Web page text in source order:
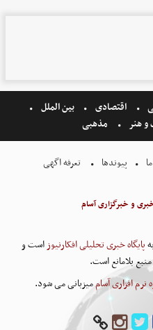
اقتصادی
بین الملل
و هنر مذهبی
پیوندها تعرفه اگهی
و خبرگزاری آسام
پایگاه خبری تحلیلی افکارنیوزاست و
بلامانع است.
نرم افزاری آساممیزبانی می شود.